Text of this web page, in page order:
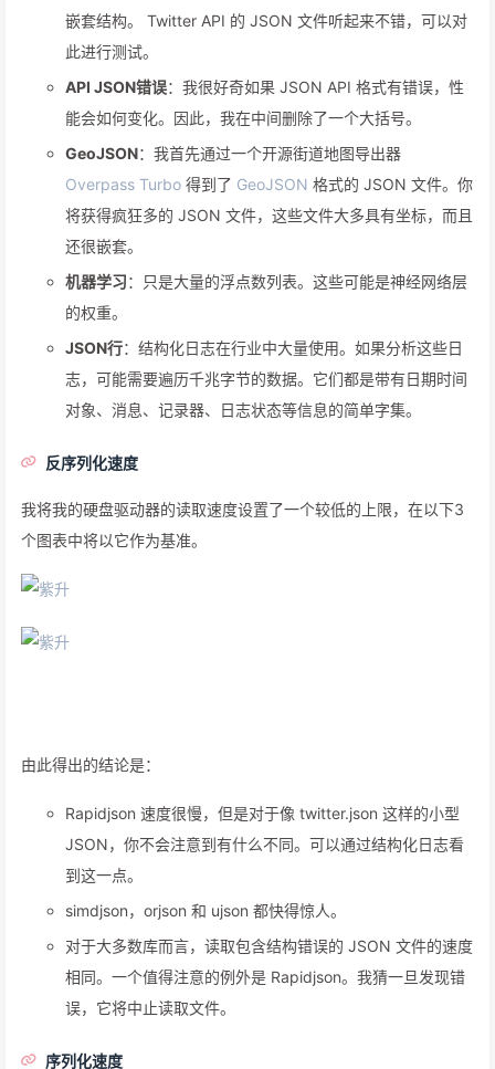
嵌套结构。 Twitter API 的 JSON 文件听起来不错，可以对
此进行测试。
API JSON错误：我很好奇如果 JSON API 格式有错误，性
能会如何变化。因此，我在中间删除了一个大括号。
GeoJSON：我首先通过一个开源街道地图导出器
Overpass Turbo 得到了 GeoJSON 格式的 JSON 文件。你
将获得疯狂多的 JSON 文件，这些文件大多具有坐标，而且
还很嵌套。
机器学习：只是大量的浮点数列表。这些可能是神经网络层
的权重。
JSON行：结构化日志在行业中大量使用。如果分析这些日
志，可能需要遍历千兆字节的数据。它们都是带有日期时间
对象、消息、记录器、日志状态等信息的简单字集。
反序列化速度
我将我的硬盘驱动器的读取速度设置了一个较低的上限，在以下3
个图表中将以它作为基准。
Rapidjson 速度很慢，但是对于像 twitter.json 这样的小型
JSON，你不会注意到有什么不同。可以通过结构化日志看
到这一点。
simdjson，orjson 和 ujson 都快得惊人。
对于大多数库而言，读取包含结构错误的 JSON 文件的速度
相同。一个值得注意的例外是 Rapidjson。我猜一旦发现错